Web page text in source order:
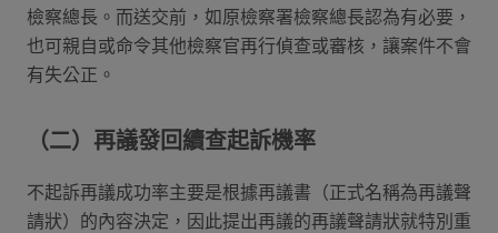
檢察總長。而送交前，如原檢察署檢察總長認為有必要，
也可親自或命令其他檢察官再行偵查或審核，讓案件不會
有失公正。
（二）再議發回續查起訴機率
不起訴再議成功率主要是根據再議書（正式名稱為再議聲
請狀）的內容決定，因此提出再議的再議聲請狀就特別重